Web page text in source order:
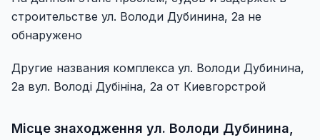
строительстве ул. Володи Дубинина, 2а не
обнаружено
Другие названия комплекса ул. Володи Дубинина,
2а вул. Володі Дубініна, 2а от Киевгорстрой
Місце знаходження ул. Володи Дубинина,